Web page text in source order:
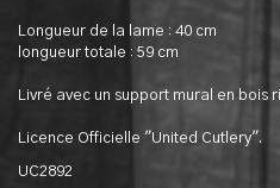
Longueur de la lame : 40 cm
longueur totale : 59 cm
Livré avec un support mural en bois
Licence Officielle "United Cutlery".
UC2892